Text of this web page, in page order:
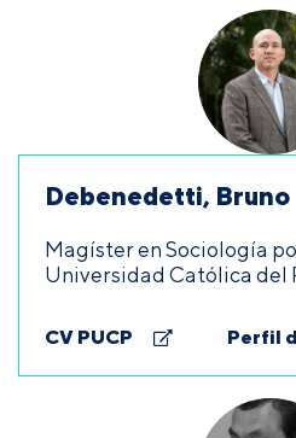
Debenedetti, Bruno
Magíster en Sociología
Universidad Católica del
CV PUCP Perfil